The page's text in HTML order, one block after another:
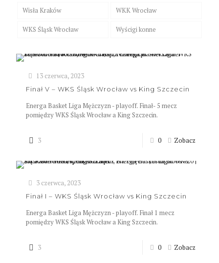
Wisła Kraków WKK Wrocław
WKS Śląsk Wrocław Wyścigi konne
13 czerwca, 2023
Finał V – WKS Śląsk Wrocław vs King Szczecin
Energa Basket Liga Mężczyzn - playoff. Finał- 5 mecz
pomiędzy WKS Śląsk Wrocław a King Szczecin.
3 0 Zobacz
3 czerwca, 2023
Finał I – WKS Śląsk Wrocław vs King Szczecin
Energa Basket Liga Mężczyzn - playoff. Finał 1 mecz
pomiędzy WKS Śląsk Wrocław a King Szczecin.
3 0 Zobacz